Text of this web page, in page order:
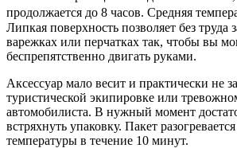
продолжается до 8 часов. Средняя
Липкая поверхность позволяет без труда
варежках или перчатках так, чтобы вы
беспрепятственно двигать руками.
Аксессуар мало весит и практически не
туристической экипировке или
автомобилиста. В нужный момент
встряхнуть упаковку. Пакет
температуры в течение 10 минут.